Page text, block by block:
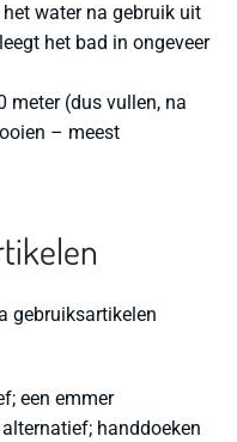
water na gebruik uit
het bad in ongeveer
meter (dus vullen, na
– meest
gebruiksartikelen
een emmer
alternatief; handdoeken